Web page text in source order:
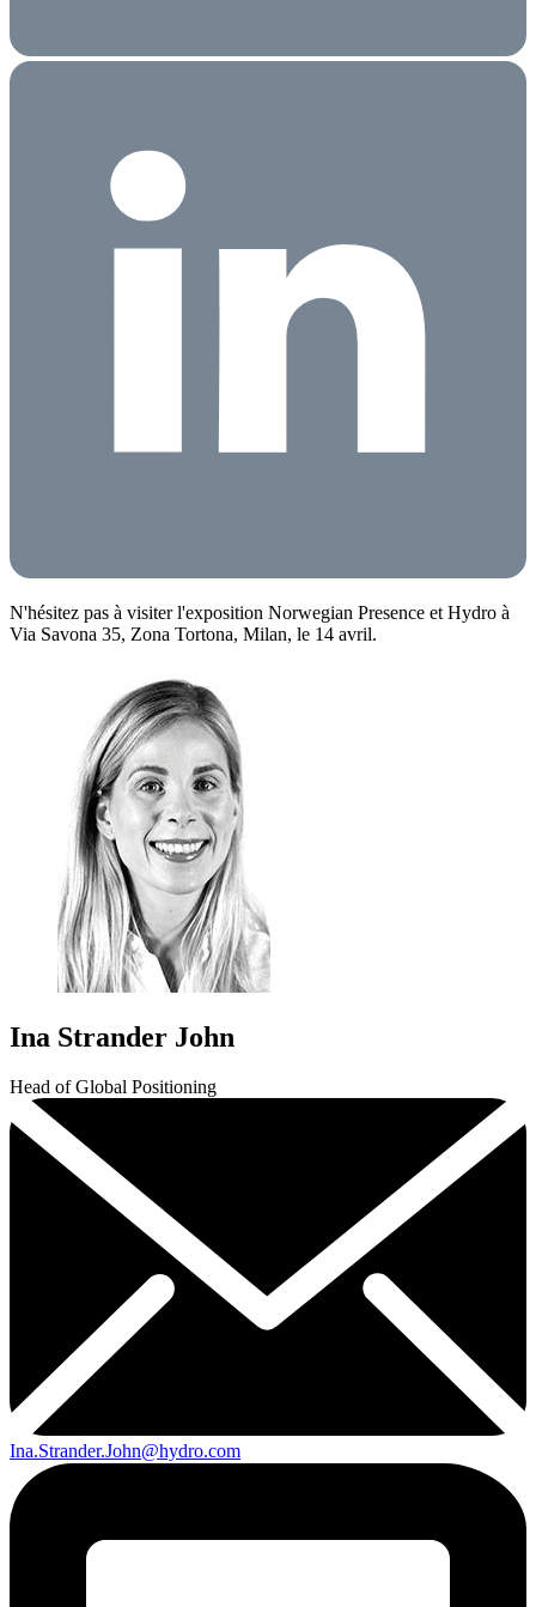
N'hésitez pas à visiter l'exposition Norwegian Presence et Hydro à
Via Savona 35, Zona Tortona, Milan, le 14 avril.
Ina Strander John
Head of Global Positioning
Ina.Strander.John@hydro.com